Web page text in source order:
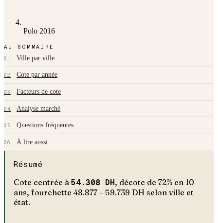
Polo 2016
AU SOMMAIRE
01 Ville par ville
02 Cote par année
03 Facteurs de cote
04 Analyse marché
05 Questions fréquentes
06 À lire aussi
Résumé
Cote centrée à 54.308DH, décote de 72% en 10
ans, fourchette 48.877– 59.739 DH selon ville et
état.